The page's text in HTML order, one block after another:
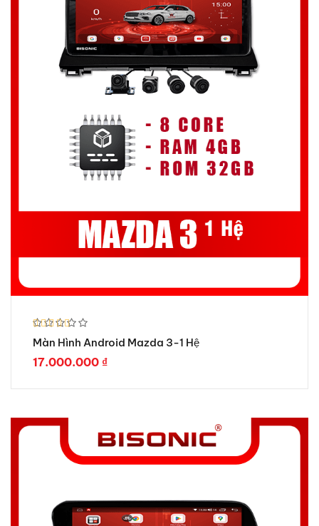
Được xếp
hạng5.00
5 sao
Màn Hình Android Mazda 3-1 Hệ
17.000.000 ₫